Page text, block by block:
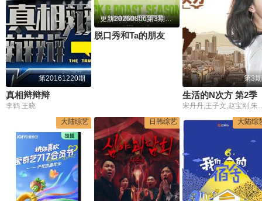
第20161220期
真相辩辩辩
李鹤 王晓
更新20260806第3期离场之后
第3期
生活的N次方 第2季
宋丹丹,王子文,赵
大陆综艺
日韩综艺 大陆综